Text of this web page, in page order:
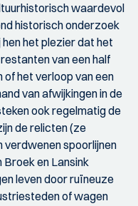
waardevol
historisch onderzoek
het plezier dat het
van een half
het verloop van een
van afwijkingen in de
ook regelmatig de
de relicten (ze
verdwenen spoorlijnen
en Lansink
leven door ruïneuze
of wagen